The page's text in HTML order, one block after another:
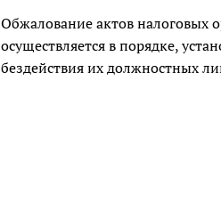
Обжалование актов налоговых
осуществляется в порядке,
бездействия их должностных